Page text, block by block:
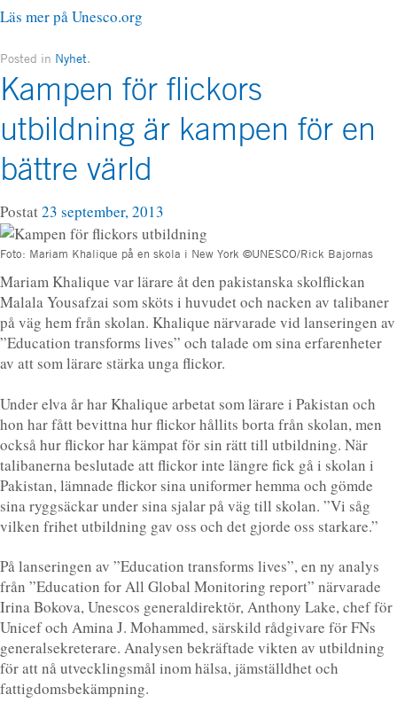
Läs mer på Unesco.org
Posted in Nyhet.
Kampen för flickors
utbildning är kampen för en
bättre värld
Postat23 september, 2013
Foto: Mariam Khalique på en skola i New York ©UNESCO/Rick Bajornas
Mariam Khalique var lärare åt den pakistanska skolflickan
Malala Yousafzai som sköts i huvudet och nacken av talibaner
på väg hem från skolan. Khalique närvarade vid lanseringen av
”Education transforms lives” och talade om sina erfarenheter
av att som lärare stärka unga flickor.
Under elva år har Khalique arbetat som lärare i Pakistan och
hon har fått bevittna hur flickor hållits borta från skolan, men
också hur flickor har kämpat för sin rätt till utbildning. När
talibanerna beslutade att flickor inte längre fick gå i skolan i
Pakistan, lämnade flickor sina uniformer hemma och gömde
sina ryggsäckar under sina sjalar på väg till skolan. ”Vi såg
vilken frihet utbildning gav oss och det gjorde oss starkare.”
På lanseringen av ”Education transforms lives”, en ny analys
från ”Education for All Global Monitoring report” närvarade
Irina Bokova, Unescos generaldirektör, Anthony Lake, chef för
Unicef och Amina J. Mohammed, särskild rådgivare för FNs
generalsekreterare. Analysen bekräftade vikten av utbildning
för att nå utvecklingsmål inom hälsa, jämställdhet och
fattigdomsbekämpning.